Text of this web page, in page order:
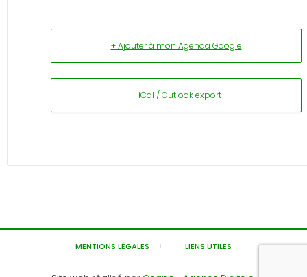
+ Ajouter à mon Agenda Google
+ iCal / Outlook export
MENTIONS LÉGALES LIENS UTILES